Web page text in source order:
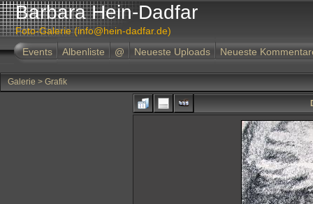
Barbara Hein-Dadfar
Foto-Galerie (info@hein-dadfar.de)
Events
Albenliste @ Neueste Uploads Neueste
Galerie > Grafik